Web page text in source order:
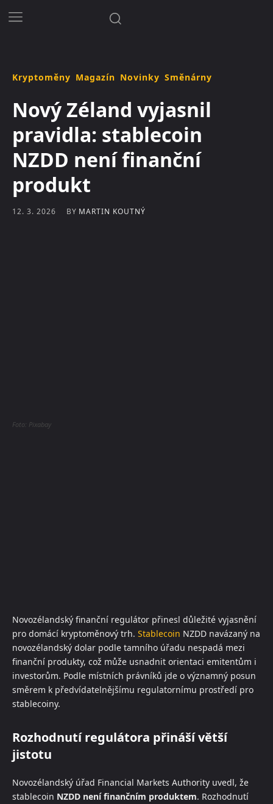
Kryptoměny Magazín Novinky Směnárny
Nový Zéland vyjasnil
pravidla: stablecoin
NZDD není finanční
produkt
12. 3. 2026 BY MARTIN KOUTNÝ
Foto: Pixabay
Novozélandský finanční regulátor přinesl důležité vyjasnění
pro domácí kryptoměnový trh. Stablecoin NZDD navázaný na
novozélandský dolar podle tamního úřadu nespadá mezi
finanční produkty, což může usnadnit orientaci emitentům i
investorům. Podle místních právníků jde o významný posun
směrem k předvídatelnějšímu regulatornímu prostředí pro
stablecoiny.
Rozhodnutí regulátora přináší větší
jistotu
Novozélandský úřad Financial Markets Authority uvedl, že
stablecoin NZDD není finančním produktem. Rozhodnutí